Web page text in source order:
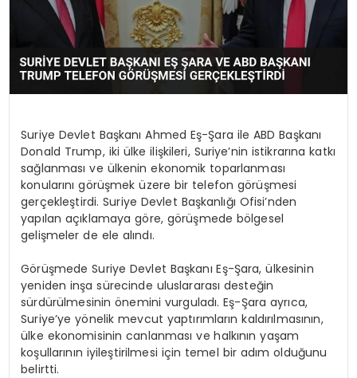
Suriye Devlet Başkanı Ahmed Eş-Şara ile ABD Başkanı
Donald Trump, iki ülke ilişkileri, Suriye’nin istikrarına katkı
sağlanması ve ülkenin ekonomik toparlanması
konularını görüşmek üzere bir telefon görüşmesi
gerçekleştirdi. Suriye Devlet Başkanlığı Ofisi’nden
yapılan açıklamaya göre, görüşmede bölgesel
gelişmeler de ele alındı.
Görüşmede Suriye Devlet Başkanı Eş-Şara, ülkesinin
yeniden inşa sürecinde uluslararası desteğin
sürdürülmesinin önemini vurguladı. Eş-Şara ayrıca,
Suriye’ye yönelik mevcut yaptırımların kaldırılmasının,
ülke ekonomisinin canlanması ve halkının yaşam
koşullarının iyileştirilmesi için temel bir adım olduğunu
belirtti.